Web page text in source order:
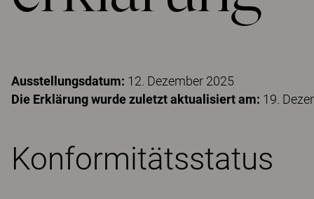
Ausstellungsdatum: 12. Dezember 2025
Die Erklärung wurde zuletzt aktualisiert am: 19.
Konformitätsstatus